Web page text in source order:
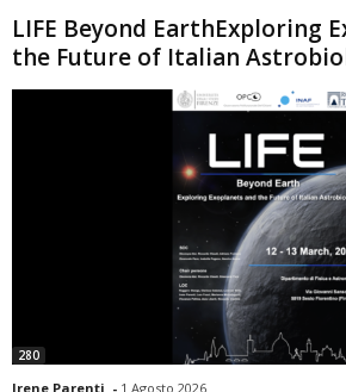
LIFE Beyond EarthExploring
the Future of Italian
280
Irene Parenti - 1 Agosto 2026